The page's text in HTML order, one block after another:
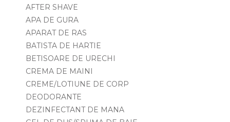
AFTER SHAVE
APA DE GURA
APARAT DE RAS
BATISTA DE HARTIE
BETISOARE DE URECHI
CREMA DE MAINI
CREME/LOTIUNE DE CORP
DEODORANTE
DEZINFECTANT DE MANA